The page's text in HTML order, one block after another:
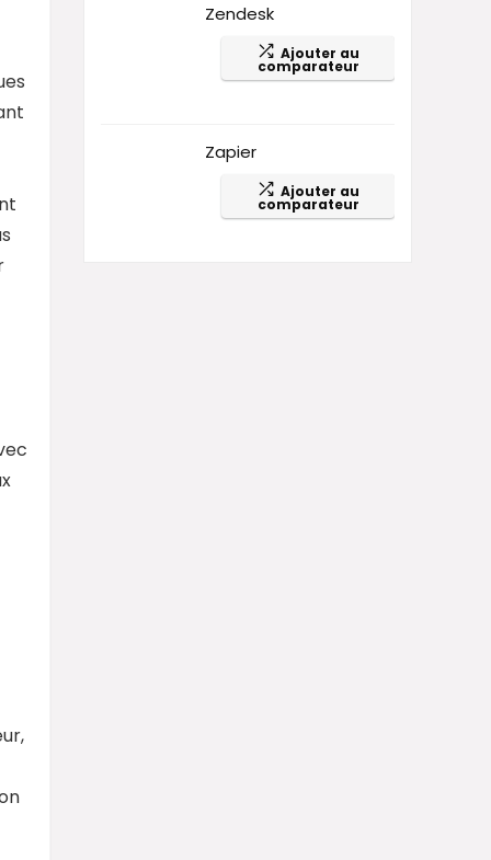
Zendesk
Ajouter au
comparateur
Zapier
Ajouter au
comparateur